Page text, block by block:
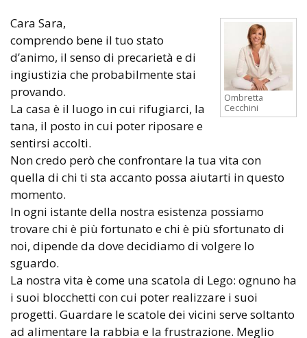
Ombretta
Cecchini
Cara Sara,
comprendo bene il tuo stato
d’animo, il senso di precarietà e di
ingiustizia che probabilmente stai
provando.
La casa è il luogo in cui rifugiarci, la
tana, il posto in cui poter riposare e
sentirsi accolti.
Non credo però che confrontare la tua vita con
quella di chi ti sta accanto possa aiutarti in questo
momento.
In ogni istante della nostra esistenza possiamo
trovare chi è più fortunato e chi è più sfortunato di
noi, dipende da dove decidiamo di volgere lo
sguardo.
La nostra vita è come una scatola di Lego: ognuno ha
i suoi blocchetti con cui poter realizzare i suoi
progetti. Guardare le scatole dei vicini serve soltanto
ad alimentare la rabbia e la frustrazione. Meglio